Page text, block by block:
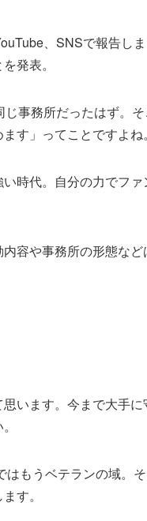
、SNSで報告し
発表。
事務所だったはず。
す」ってことですよね。
時代。自分の力でフ
容や事務所の形態など
います。今まで大手
もうベテランの域。
す。